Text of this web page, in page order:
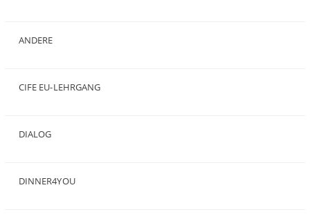
ANDERE
CIFE EU-LEHRGANG
DIALOG
DINNER4YOU